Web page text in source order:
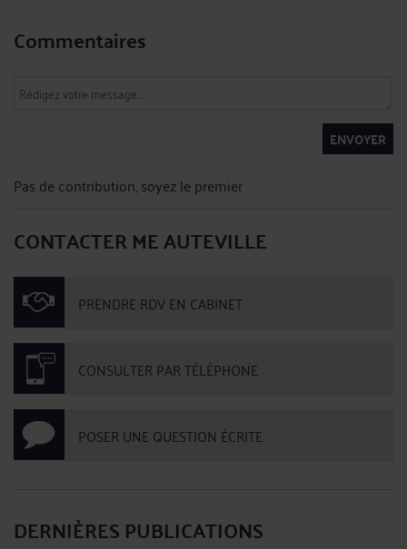
Commentaires
ENVOYER
Pas de contribution, soyez le premier
CONTACTER ME AUTEVILLE
PRENDRE RDV EN CABINET
CONSULTER PAR TÉLÉPHONE
POSER UNE QUESTION ÉCRITE
DERNIÈRES PUBLICATIONS